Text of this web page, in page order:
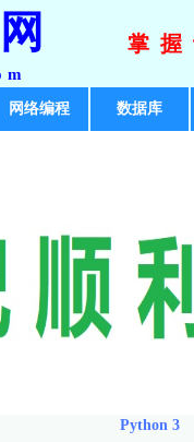
掌
网络编程 数据库
Python 3